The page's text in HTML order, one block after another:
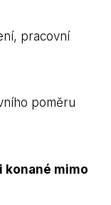
pracovní
poměru
konané mimo